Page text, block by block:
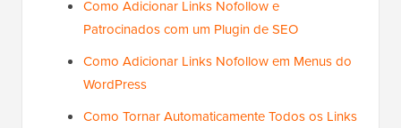
Como Adicionar Links Nofollow e
Patrocinados com um Plugin de SEO
Como Adicionar Links Nofollow em Menus do
WordPress
Como Tornar Automaticamente Todos os Links